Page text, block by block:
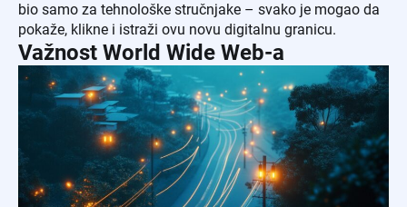
bio samo za tehnološke stručnjake – svako je mogao da
pokaže, klikne i istraži ovu novu digitalnu granicu.
Važnost World Wide Web-a